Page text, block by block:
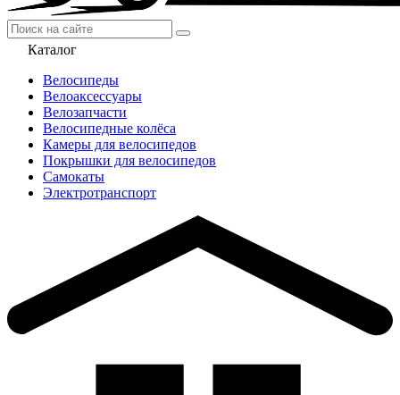
Каталог
Велосипеды
Велоаксессуары
Велозапчасти
Велосипедные колёса
Камеры для велосипедов
Покрышки для велосипедов
Самокаты
Электротранспорт